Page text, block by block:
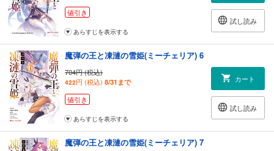
値引き
試し読み
あらすじを表示する
魔弾の王と凍漣の雪姫(ミーチェリア) 6
704円 (税込)
422円 (税込) 8/31まで
値引き
カート
試し読み
あらすじを表示する
魔弾の王と凍漣の雪姫(ミーチェリア) 7